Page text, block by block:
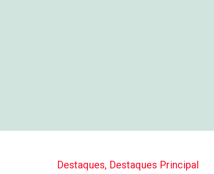
Destaques, Destaques Principal